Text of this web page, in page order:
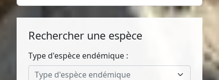
Rechercher une espèce
Type d'espèce endémique :
Type d'espèce endémique